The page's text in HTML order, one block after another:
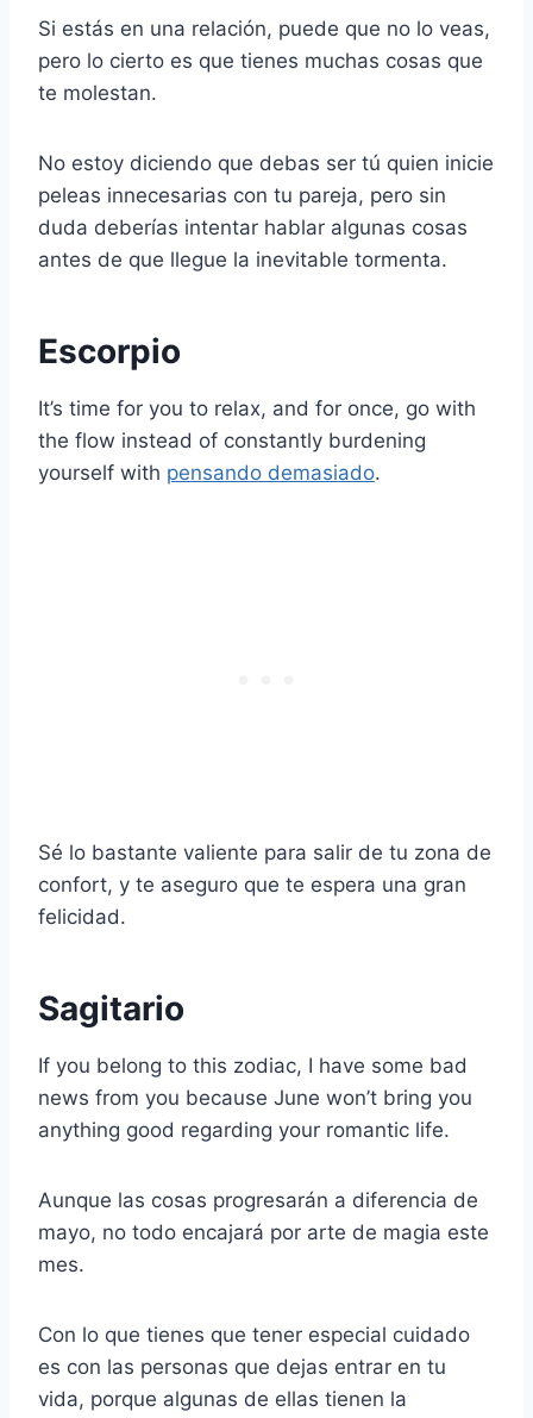
Si estás en una relación, puede que no lo veas,
pero lo cierto es que tienes muchas cosas que
te molestan.
No estoy diciendo que debas ser tú quien inicie
peleas innecesarias con tu pareja, pero sin
duda deberías intentar hablar algunas cosas
antes de que llegue la inevitable tormenta.
Escorpio
It’s time for you to relax, and for once, go with
the flow instead of constantly burdening
yourself with pensando demasiado.
Sé lo bastante valiente para salir de tu zona de
confort, y te aseguro que te espera una gran
felicidad.
Sagitario
If you belong to this zodiac, I have some bad
news from you because June won’t bring you
anything good regarding your romantic life.
Aunque las cosas progresarán a diferencia de
mayo, no todo encajará por arte de magia este
mes.
Con lo que tienes que tener especial cuidado
es con las personas que dejas entrar en tu
vida, porque algunas de ellas tienen la